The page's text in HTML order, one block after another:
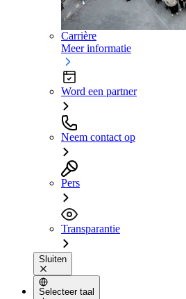
Carrière
Meer informatie
Word een partner
Neem contact op
Pers
Transparantie
Sluiten
Selecteer taal